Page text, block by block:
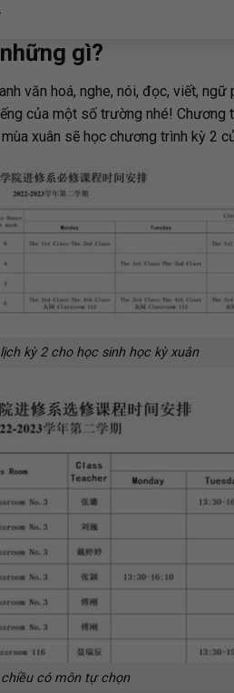
gì?
văn hoá, nghe, nói, đọc, viết, ngữ
của một số trường nhé! Chương
xuân sẽ học chương trình kỳ 2
kỳ 2 cho học sinh học kỳ xuân
có môn tự chọn